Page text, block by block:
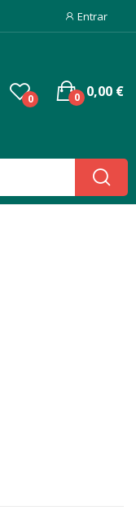
Entrar
0 0,00 €
0